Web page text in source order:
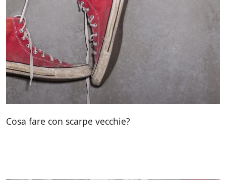
Cosa fare con scarpe vecchie?